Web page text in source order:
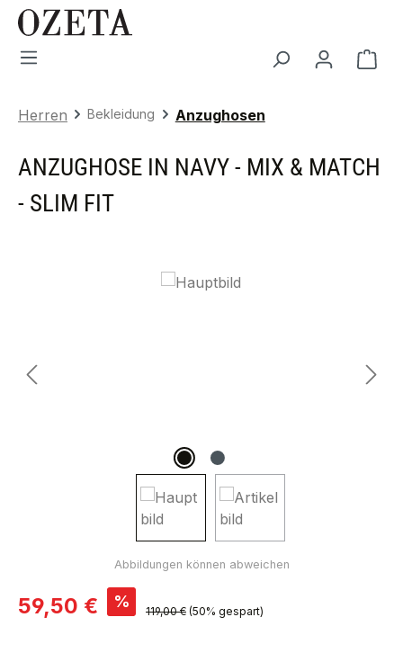
Zum Hauptinhalt springen
Herren Bekleidung Anzughosen
ANZUGHOSE IN NAVY - MIX & MATCH
- SLIM FIT
Bildergalerie überspringen
Verkaufspreis:
59,50 € % Regulärer Preis:
119,00 € (50% gespart)